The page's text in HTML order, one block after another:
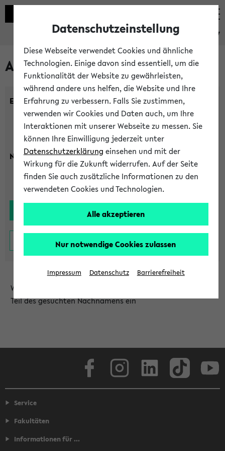
eKVV
Alle Lehrenden
Einrichtung:
Nachname:
Wählen Sie die Einrichtung aus und/oder geben Sie einen
Teil des gesuchten Nachnamens ein
Service
Fakultäten
Informationen für ...
Datenschutzeinstellung
Diese Webseite verwendet Cookies und ähnliche
Technologien. Einige davon sind essentiell, um die
Funktionalität der Website zu gewährleisten,
während andere uns helfen, die Website und Ihre
Erfahrung zu verbessern. Falls Sie zustimmen,
verwenden wir Cookies und Daten auch, um Ihre
Interaktionen mit unserer Webseite zu messen. Sie
können Ihre Einwilligung jederzeit unter
Datenschutzerklärung einsehen und mit der
Wirkung für die Zukunft widerrufen. Auf der Seite
finden Sie auch zusätzliche Informationen zu den
verwendeten Cookies und Technologien.
Alle akzeptieren
Nur notwendige Cookies zulassen
Impressum Datenschutz Barrierefreiheit